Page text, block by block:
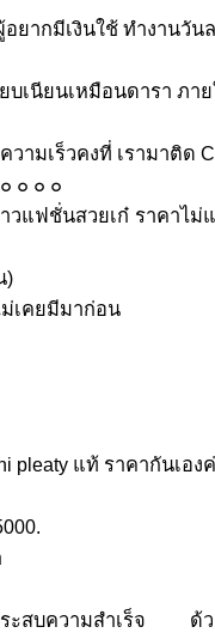
ยากมีเงินใช้ ทำงานวัน
บเนียนเหมือนดารา ภา
ามเร็วคงที่ เรามาติด
๐ ๐ ๐
แฟชั่นสวยเก๋ ราคาไม่
)
ม่เคยมีมาก่อน
pleaty แท้ ราคากันเอง
สบความสำเร็จ ด้วย